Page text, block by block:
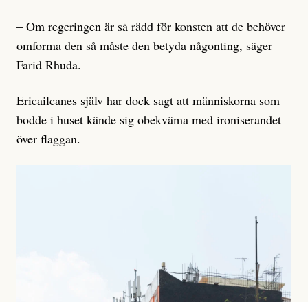
– Om regeringen är så rädd för konsten att de behöver
omforma den så måste den betyda någonting, säger
Farid Rhuda.
Ericailcanes själv har dock sagt att människorna som
bodde i huset kände sig obekväma med ironiserandet
över flaggan.